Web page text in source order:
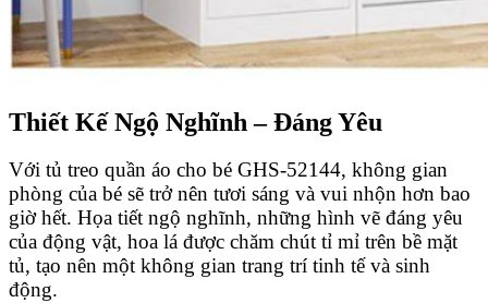
Thiết Kế Ngộ Nghĩnh – Đáng Yêu
Với tủ treo quần áo cho bé GHS-52144, không gian
phòng của bé sẽ trở nên tươi sáng và vui nhộn hơn bao
giờ hết. Họa tiết ngộ nghĩnh, những hình vẽ đáng yêu
của động vật, hoa lá được chăm chút tỉ mỉ trên bề mặt
tủ, tạo nên một không gian trang trí tinh tế và sinh
động.